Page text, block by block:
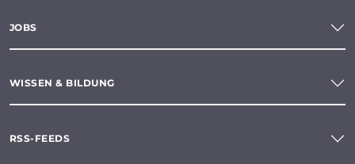
JOBS
WISSEN & BILDUNG
RSS-FEEDS